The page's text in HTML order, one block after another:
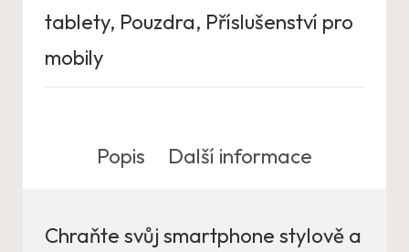
tablety, Pouzdra, Příslušenství pro
mobily
Popis Další informace
Chraňte svůj smartphone stylově a